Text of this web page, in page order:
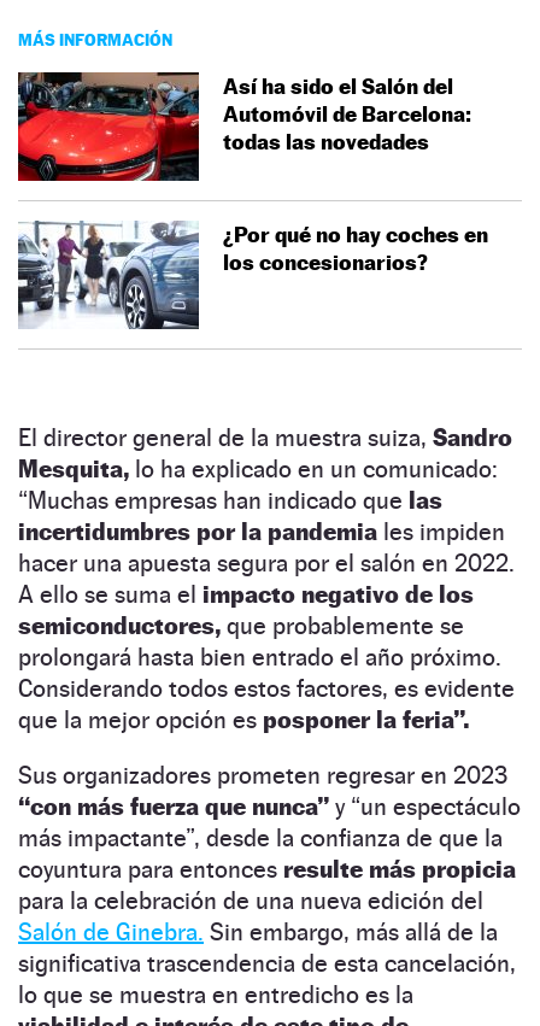
MÁS INFORMACIÓN
Así ha sido el Salón del
Automóvil de Barcelona:
todas las novedades
¿Por qué no hay coches en
los concesionarios?
El director general de la muestra suiza, Sandro
Mesquita, lo ha explicado en un comunicado:
“Muchas empresas han indicado que las
incertidumbres por la pandemia les impiden
hacer una apuesta segura por el salón en 2022.
A ello se suma el impacto negativo de los
semiconductores, que probablemente se
prolongará hasta bien entrado el año próximo.
Considerando todos estos factores, es evidente
que la mejor opción es posponer la feria”.
Sus organizadores prometen regresar en 2023
“con más fuerza que nunca” y “un espectáculo
más impactante”, desde la confianza de que la
coyuntura para entonces resulte más propicia
para la celebración de una nueva edición del
Salón de Ginebra. Sin embargo, más allá de la
significativa trascendencia de esta cancelación,
lo que se muestra en entredicho es la